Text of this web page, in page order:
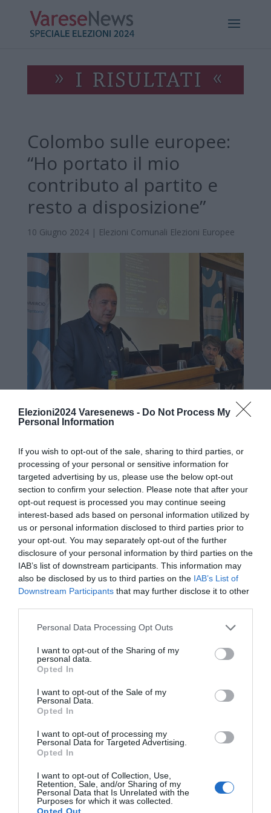
Elezioni2024 Varesenews - Do Not Process My
Personal Information
If you wish to opt-out of the sale, sharing to third parties, or
processing of your personal or sensitive information for
targeted advertising by us, please use the below opt-out
section to confirm your selection. Please note that after your
opt-out request is processed you may continue seeing
interest-based ads based on personal information utilized by
us or personal information disclosed to third parties prior to
your opt-out. You may separately opt-out of the further
disclosure of your personal information by third parties on the
IAB’s list of downstream participants. This information may
also be disclosed by us to third parties on the IAB’s List of
Downstream Participants that may further disclose it to other
Personal Data Processing Opt Outs
I want to opt-out of the Sharing of my
personal data.
Opted In
I want to opt-out of the Sale of my
Personal Data.
Opted In
I want to opt-out of processing my
Personal Data for Targeted Advertising.
Opted In
I want to opt-out of Collection, Use,
Retention, Sale, and/or Sharing of my
Personal Data that Is Unrelated with the
Purposes for which it was collected.
Opted Out
Colombo sulle europee:
“Ho portato il mio
contributo al partito e
resto a disposizione”
10 Giugno 2024| Elezioni Comunali Elezioni Europee
dato fiducia”. È il commento a caldo di
Marco Colombo, sindaco di Daverio e
candidato con Fratelli d’Italia alle elezioni
europee all’esito del voto: “Mi è stato chiesto
di portare un contributo al partito a cui sono
iscritto recentemente. Questo soprattutto sul
nostro territorio dove mi colloco subito
dietro i big. Segno che il mio messaggio è
stato capito. Ringrazio il partito che mi ha
permesso di fare questa esperienza
Pellicini e Caruso. Resto a disposizione di
Fratelli d’Italia per dare il mio contributo.
Sono dispiaciuto però per un dato: quello
Elezioni ad Arcisate, al via lo spoglio dei voti:
segui tutti gli aggiornamenti in diretta